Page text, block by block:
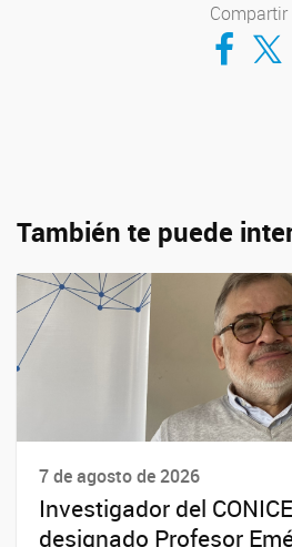
Compartir
Compartir
También te puede
7 de agosto de 2026
Investigador del
designado Profesor